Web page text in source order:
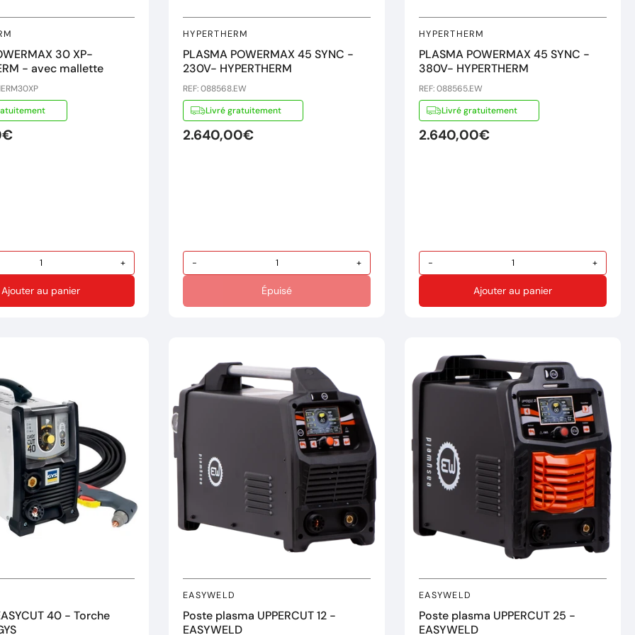
30 XP-
- avec mallette
+
Ajouter au panier
HYPERTHERM
PLASMA POWERMAX 45 SYNC -
230V- HYPERTHERM
REF: 088568.EW
Livré gratuitement
2.640,00€
- +
Épuisé
HYPERTHERM
PLASMA POWERMAX 45 SYNC -
380V- HYPERTHERM
REF: 088565.EW
Livré gratuitement
2.640,00€
- +
Ajouter au panier
40 - Torche
EASYWELD
Poste plasma UPPERCUT 12 -
EASYWELD
EASYWELD
Poste plasma UPPERCUT 25 -
EASYWELD